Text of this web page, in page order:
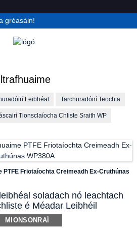
gréasáin!
Leibhéal Tarchuradóirí Teochta
Tionsclaíocha Chliste Sraith WP
PTFE Friotaíochta Creimeadh Ex-Cruthúnas
soladach nó leachtach
é Méadar Leibhéil
WP380A. Tá sé oiriúnach
creimneacha, sciath
MIONSONRAÍ